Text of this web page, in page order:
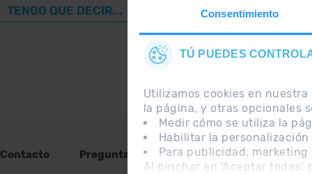
Consentimiento
TÚ PUEDES
Utilizamos cookies en
la página, y otras opcionales
Medir cómo se utiliza la
Habilitar la
Para publicidad, marketing
Al pinchar en 'Aceptar todas',
TENGO QUE DECIR...
Contacto Preguntas frecuentes Nota Legal